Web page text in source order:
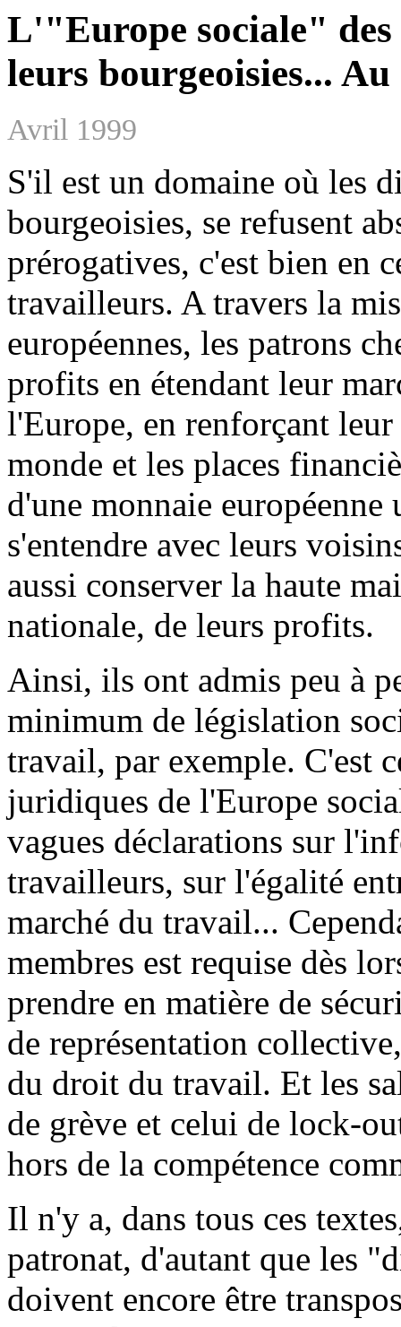
L'"Europe sociale" des
leurs bourgeoisies...
Avril 1999
S'il est un domaine où les
bourgeoisies, se refusent
prérogatives, c'est bien en
travailleurs. A travers la
européennes, les patrons
profits en étendant leur
l'Europe, en renforçant
monde et les places
d'une monnaie
s'entendre avec leurs
aussi conserver la haute
nationale, de leurs profits.
Ainsi, ils ont admis peu à
minimum de législation
travail, par exemple. C'est
juridiques de l'Europe
vagues déclarations sur
travailleurs, sur l'égalité
marché du travail...
membres est requise dès
prendre en matière de
de représentation
du droit du travail. Et les
de grève et celui de lock-
hors de la compétence
Il n'y a, dans tous ces
patronat, d'autant que les
doivent encore être